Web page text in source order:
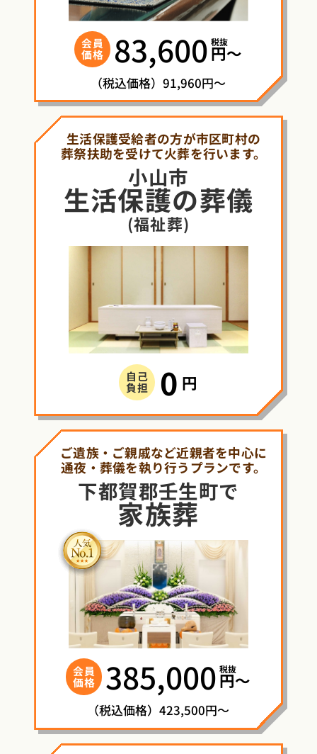
会員
価格 83,600 税抜
円〜
（税込価格）91,960円～
生活保護受給者の方が市区町村の
葬祭扶助を受けて火葬を行います。
小山市
生活保護の葬儀
(福祉葬)
自己
負担 0 円
ご遺族・ご親戚など近親者を中心に
通夜・葬儀を執り行うプランです。
下都賀郡壬生町で
家族葬
会員
価格 385,000 税抜
円〜
（税込価格）423,500円～